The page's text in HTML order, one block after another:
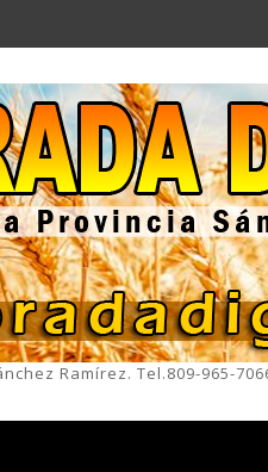
Ramírez. Tel.809-965-